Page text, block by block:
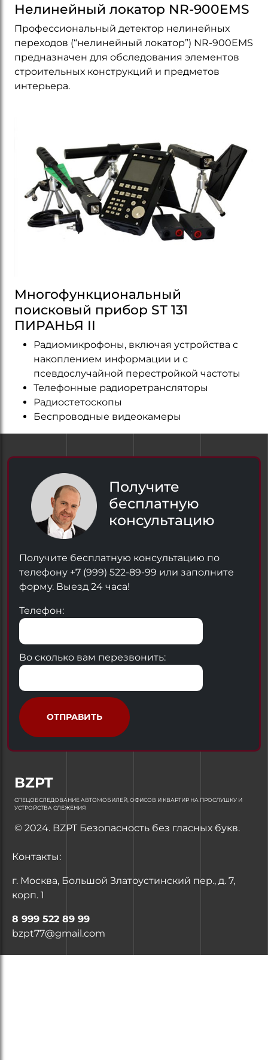
Нелинейный локатор NR-900EMS
Профессиональный детектор нелинейных
переходов (“нелинейный локатор”) NR-900EMS
предназначен для обследования элементов
строительных конструкций и предметов
интерьера.
Многофункциональный
поисковый прибор ST 131
ПИРАНЬЯ II
Радиомикрофоны, включая устройства с
накоплением информации и с
псевдослучайной перестройкой частоты
Телефонные радиоретрансляторы
Радиостетоскопы
Беспроводные видеокамеры
Получите
бесплатную
консультацию
Получите бесплатную консультацию по
телефону +7 (999) 522-89-99 или заполните
форму. Выезд 24 часа!
Телефон:
Во сколько вам перезвонить:
ОТПРАВИТЬ
BZPT
СПЕЦОБСЛЕДОВАНИЕ АВТОМОБИЛЕЙ, ОФИСОВ И КВАРТИР НА ПРОСЛУШКУ И
УСТРОЙСТВА СЛЕЖЕНИЯ
© 2024. BZPT Безопасность без гласных букв.
Контакты:
г. Москва, Большой Златоустинский пер., д. 7,
корп. 1
8 999 522 89 99
bzpt77@gmail.com